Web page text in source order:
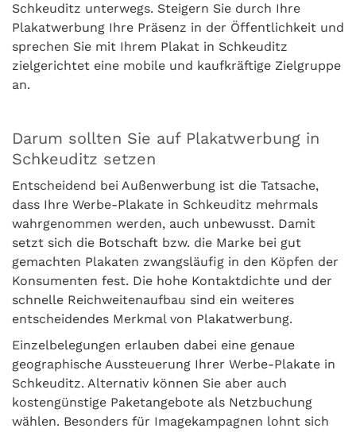
Schkeuditz unterwegs. Steigern Sie durch Ihre
Plakatwerbung Ihre Präsenz in der Öffentlichkeit und
sprechen Sie mit Ihrem Plakat in Schkeuditz
zielgerichtet eine mobile und kaufkräftige Zielgruppe
an.
Darum sollten Sie auf Plakatwerbung in
Schkeuditz setzen
Entscheidend bei Außenwerbung ist die Tatsache,
dass Ihre Werbe-Plakate in Schkeuditz mehrmals
wahrgenommen werden, auch unbewusst. Damit
setzt sich die Botschaft bzw. die Marke bei gut
gemachten Plakaten zwangsläufig in den Köpfen der
Konsumenten fest. Die hohe Kontaktdichte und der
schnelle Reichweitenaufbau sind ein weiteres
entscheidendes Merkmal von Plakatwerbung.
Einzelbelegungen erlauben dabei eine genaue
geographische Aussteuerung Ihrer Werbe-Plakate in
Schkeuditz. Alternativ können Sie aber auch
kostengünstige Paketangebote als Netzbuchung
wählen. Besonders für Imagekampagnen lohnt sich